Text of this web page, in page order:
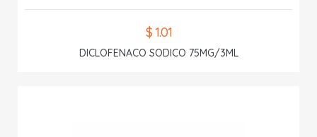
$ 1.01
DICLOFENACO SODICO 75MG/3ML